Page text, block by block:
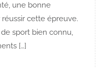
une bonne
cette épreuve.
de sport bien connu,
[…]